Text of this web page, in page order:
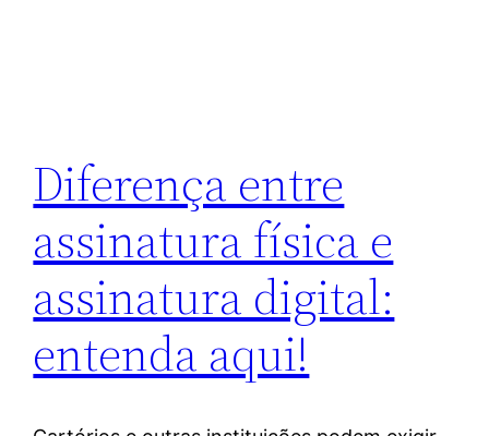
Diferença entre
assinatura física e
assinatura digital:
entenda aqui!